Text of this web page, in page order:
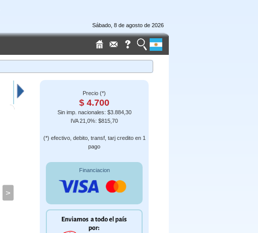
Sábado, 8 de agosto de 2026
>
Precio (*)
$ 4.700
Sin imp. nacionales: $3.884,30
IVA 21,0%: $815,70
(*) efectivo, debito, transf, tarj credito en 1
pago
Financiacion